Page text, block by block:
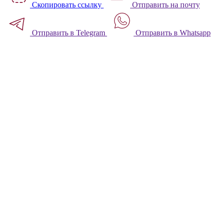
Скопировать ссылку Отправить на почту
Отправить в Telegram Отправить в Whatsapp